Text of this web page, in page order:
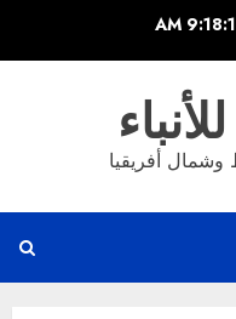
9:18:18
وشمال أفريقيا